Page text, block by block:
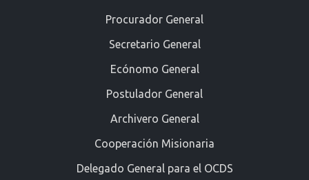
Procurador General
Secretario General
Ecónomo General
Postulador General
Archivero General
Cooperación Misionaria
Delegado General para el OCDS